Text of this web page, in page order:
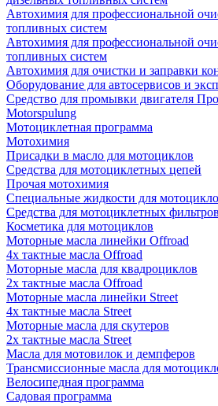
Автохимия для профессиональной
топливных систем
Автохимия для профессиональной
топливных систем
Автохимия для очистки и заправки
Оборудование для автосервисов и
Средство для промывки двигателя
Motorspulung
Мотоциклетная программа
Мотохимия
Присадки в масло для мотоциклов
Средства для мотоциклетных цепей
Прочая мотохимия
Специальные жидкости для
Средства для мотоциклетных фильтров
Косметика для мотоциклов
Моторные масла линейки Offroad
4х тактные масла Offroad
Моторные масла для квадроциклов
2х тактные масла Offroad
Моторные масла линейки Street
4х тактные масла Street
Моторные масла для скутеров
2х тактные масла Street
Масла для мотовилок и демпферов
Трансмиссионные масла для
Велосипедная программа
Садовая программа